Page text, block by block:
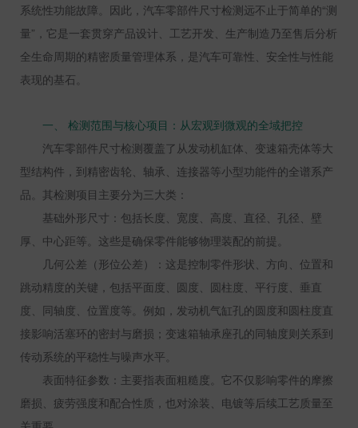
系统性功能故障。因此，汽车零部件尺寸检测远不止于简单的“测
量”，它是一套贯穿产品设计、工艺开发、生产制造乃至售后分析
全生命周期的精密质量管理体系，是汽车可靠性、安全性与性能
表现的基石。
一、 检测范围与核心项目：从宏观到微观的全域把控
汽车零部件尺寸检测覆盖了从发动机缸体、变速箱壳体等大
型结构件，到精密齿轮、轴承、连接器等小型功能件的全谱系产
品。其检测项目主要分为三大类：
基础外形尺寸：包括长度、宽度、高度、直径、孔径、壁
厚、中心距等。这些是确保零件能够物理装配的前提。
几何公差（形位公差）：这是控制零件形状、方向、位置和
跳动精度的关键，包括平面度、圆度、圆柱度、平行度、垂直
度、同轴度、位置度等。例如，发动机气缸孔的圆度和圆柱度直
接影响活塞环的密封与磨损；变速箱轴承座孔的同轴度则关系到
传动系统的平稳性与噪声水平。
表面特征参数：主要指表面粗糙度。它不仅影响零件的摩擦
磨损、疲劳强度和配合性质，也对涂装、电镀等后续工艺质量至